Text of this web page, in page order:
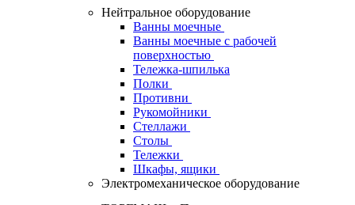
Нейтральное оборудование
Ванны моечные
Ванны моечные с рабочей
поверхностью
Тележка-шпилька
Полки
Противни
Рукомойники
Стеллажи
Столы
Тележки
Шкафы, ящики
Электромеханическое оборудование